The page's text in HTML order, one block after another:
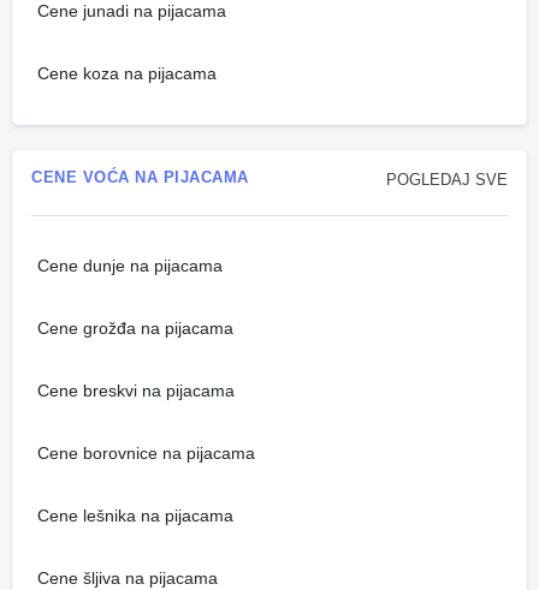
Cene junadi na pijacama
Cene koza na pijacama
POGLEDAJ SVE
CENE VOĆA NA PIJACAMA
Cene dunje na pijacama
Cene grožđa na pijacama
Cene breskvi na pijacama
Cene borovnice na pijacama
Cene lešnika na pijacama
Cene šljiva na pijacama